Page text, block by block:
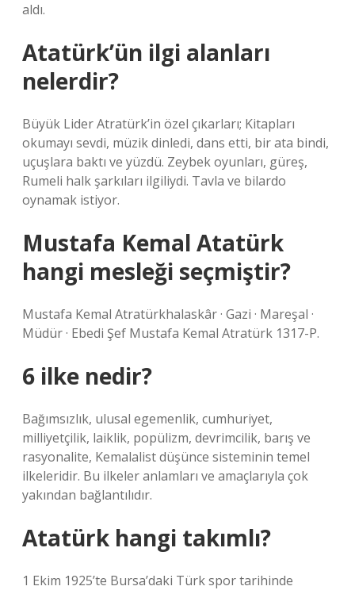
aldı.
Atatürk’ün ilgi alanları
nelerdir?
Büyük Lider Atratürk’in özel çıkarları; Kitapları
okumayı sevdi, müzik dinledi, dans etti, bir ata bindi,
uçuşlara baktı ve yüzdü. Zeybek oyunları, güreş,
Rumeli halk şarkıları ilgiliydi. Tavla ve bilardo
oynamak istiyor.
Mustafa Kemal Atatürk
hangi mesleği seçmiştir?
Mustafa Kemal Atratürkhalaskâr · Gazi · Mareşal ·
Müdür · Ebedi Şef Mustafa Kemal Atratürk 1317-P.
6 ilke nedir?
Bağımsızlık, ulusal egemenlik, cumhuriyet,
milliyetçilik, laiklik, popülizm, devrimcilik, barış ve
rasyonalite, Kemalalist düşünce sisteminin temel
ilkeleridir. Bu ilkeler anlamları ve amaçlarıyla çok
yakından bağlantılıdır.
Atatürk hangi takımlı?
1 Ekim 1925’te Bursa’daki Türk spor tarihinde